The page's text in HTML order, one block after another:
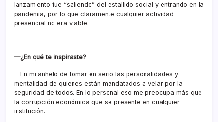
lanzamiento fue “saliendo” del estallido social y entrando en la
pandemia, por lo que claramente cualquier actividad
presencial no era viable.
—¿En qué te inspiraste?
—En mi anhelo de tomar en serio las personalidades y
mentalidad de quienes están mandatados a velar por la
seguridad de todos. En lo personal eso me preocupa más que
la corrupción económica que se presente en cualquier
institución.